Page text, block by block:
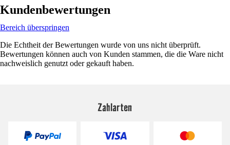
Kundenbewertungen
Bereich überspringen
Die Echtheit der Bewertungen wurde von uns nicht überprüft.
Bewertungen können auch von Kunden stammen, die die Ware nicht
nachweislich genutzt oder gekauft haben.
Zahlarten